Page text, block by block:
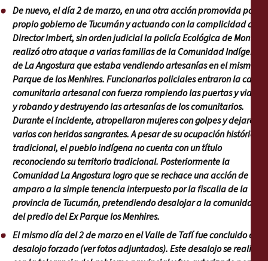
De nuevo, el día 2 de marzo, en una otra acción promovida por el
propio gobierno de Tucumán y actuando con la complicidad del
Director Imbert, sin orden judicial la policía Ecológica de Montero
realizó otro ataque a varias familias de la Comunidad Indígena
de La Angostura que estaba vendiendo artesanías en el mismo ex
Parque de los Menhires. Funcionarios policiales entraron la casa
comunitaria artesanal con fuerza rompiendo las puertas y vidrios
y robando y destruyendo las artesanías de los comunitarios.
Durante el incidente, atropellaron mujeres con golpes y dejaron
varios con heridos sangrantes. A pesar de su ocupación histórica y
tradicional, el pueblo indígena no cuenta con un título
reconociendo su territorio tradicional. Posteriormente la
Comunidad La Angostura logro que se rechace una acción de
amparo a la simple tenencia interpuesto por la fiscalia de la
provincia de Tucumán, pretendiendo desalojar a la comunidad
del predio del Ex Parque los Menhires.
El mismo día del 2 de marzo en el Valle de Tafí fue concluido otro
desalojo forzado (ver fotos adjuntados). Este desalojo se realizó